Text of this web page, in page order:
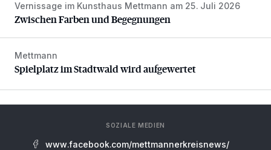
Zwischen Farben und Begegnungen
Vernissage im Kunsthaus Mettmann am 25. Juli 2026
Zwischen Farben und Begegnungen
Spielplatz im Stadtwald wird aufgewertet
Mettmann
Spielplatz im Stadtwald wird aufgewertet
SOZIALE MEDIEN
www.facebook.com/mettmannerkreisnews/